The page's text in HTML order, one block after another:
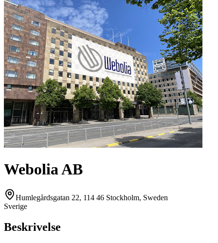
Webolia AB
Humlegårdsgatan 22, 114 46 Stockholm, Sweden
Sverige
Beskrivelse